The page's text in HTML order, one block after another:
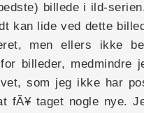
billede i ild-
kan lide ved dette
men ellers ikke
for billeder, medmindre
som jeg ikke har
fÃ¥ taget nogle nye.